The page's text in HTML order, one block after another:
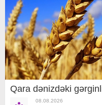
Qara dənizdəki
08.08.2026